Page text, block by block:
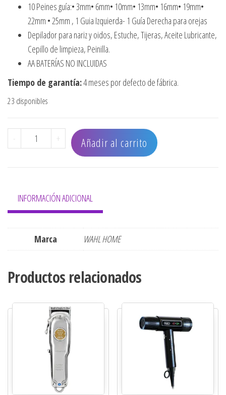
10 Peines guía:• 3mm• 6mm• 10mm• 13mm• 16mm• 19mm•
22mm • 25mm , 1 Guia Izquierda- 1 Guía Derecha para orejas
Depilador para nariz y oidos, Estuche, Tijeras, Aceite Lubricante,
Cepillo de limpieza, Peinilla.
AA BATERÍAS NO INCLUIDAS
Tiempo de garantía:4 meses por defecto de fábrica.
23 disponibles
- COMBO DELUXE GROOM PRO (21 PIEZAS) cantidad
+ Añadir al carrito
INFORMACIÓN ADICIONAL
Marca WAHL HOME
Productos relacionados